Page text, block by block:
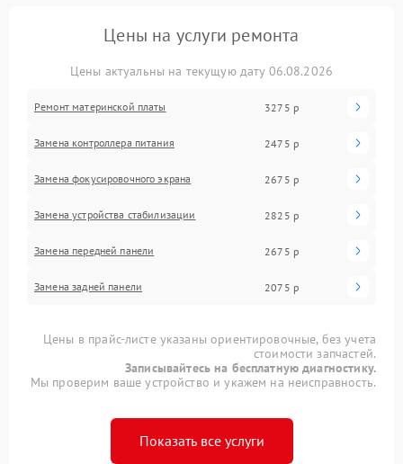
Цены на услуги ремонта
Цены актуальны на текущую дату 06.08.2026
Ремонт материнской платы 3275 р
Замена контроллера питания 2475 р
Замена фокусировочного экрана 2675 р
Замена устройства стабилизации 2825 р
Замена передней панели 2675 р
Замена задней панели 2075 р
Цены в прайс-листе указаны ориентировочные, без учета
стоимости запчастей.
Записывайтесь на бесплатную диагностику.
Мы проверим ваше устройство и укажем на неисправность.
Показать все услуги